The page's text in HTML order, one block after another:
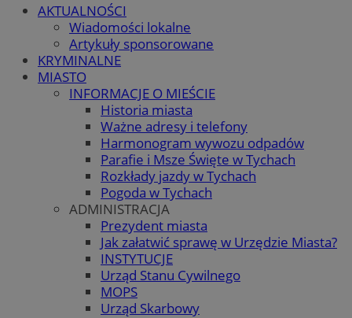
AKTUALNOŚCI
Wiadomości lokalne
Artykuły sponsorowane
KRYMINALNE
MIASTO
INFORMACJE O MIEŚCIE
Historia miasta
Ważne adresy i telefony
Harmonogram wywozu odpadów
Parafie i Msze Święte w Tychach
Rozkłady jazdy w Tychach
Pogoda w Tychach
ADMINISTRACJA
Prezydent miasta
Jak załatwić sprawę w Urzędzie Miasta?
INSTYTUCJE
Urząd Stanu Cywilnego
MOPS
Urząd Skarbowy